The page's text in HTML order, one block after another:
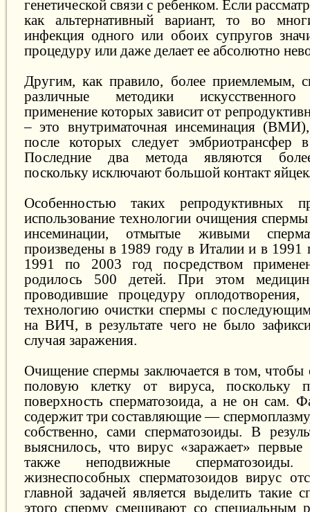
генетической связи с ребенком. Если
как альтернативный вариант, то во
инфекция одного или обоих супругов
процедуру или даже делает ее абсолютно
Другим, как правило, более приемлемым,
различные методики искусственного
применение которых зависит от
– это внутриматочная инсеминация
после которых следует
Последние два метода являются
поскольку исключают большой контакт
Особенностью таких репродуктивных
использование технологии очищения
инсеминации, отмытые живыми
произведены в 1989 году в Италии и в 1991
1991 по 2003 год посредством
родилось 500 детей. При этом
проводившие процедуру оплодотворения,
технологию очистки спермы с
на ВИЧ, в результате чего не было
случая заражения.
Очищение спермы заключается в том,
половую клетку от вируса, поскольку
поверхность сперматозоида, а не он сам.
содержит три составляющие —
собственно, сами сперматозоиды. В
выяснилось, что вирус «заражает» первые
также неподвижные
жизнеспособных сперматозоидов вирус
главной задачей является выделить такие
этого сперму смешивают со специальным